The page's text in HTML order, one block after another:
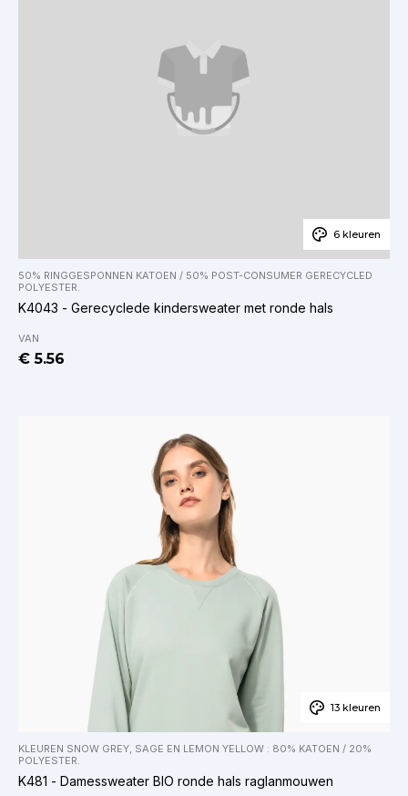
6 kleuren
50% RINGGESPONNEN KATOEN / 50% POST-CONSUMER GERECYCLED
POLYESTER.
K4043 - Gerecyclede kindersweater met ronde hals
VAN
€ 5.56
13 kleuren
KLEUREN SNOW GREY, SAGE EN LEMON YELLOW : 80% KATOEN / 20%
POLYESTER.
K481 - Damessweater BIO ronde hals raglanmouwen